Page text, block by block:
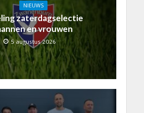
NIEUWS
zaterdagselectie
en vrouwen
5 augustus 2026